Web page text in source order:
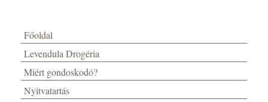
Főoldal
Levendula Drogéria
Miért gondoskodó?
Nyitvatartás